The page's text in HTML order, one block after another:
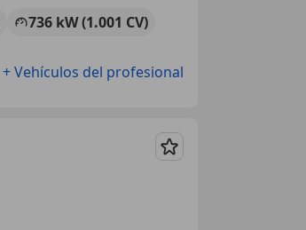
736 kW (1.001 CV)
+ Vehículos del profesional
Guardar